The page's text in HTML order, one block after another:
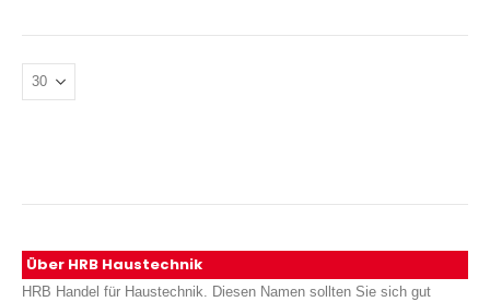
Über HRB Haustechnik
HRB Handel für Haustechnik. Diesen Namen sollten Sie sich gut